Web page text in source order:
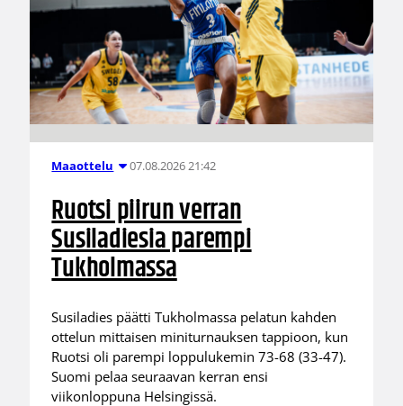
Maaottelu 07.08.2026 21:42
Ruotsi piirun verran
Susiladiesia parempi
Tukholmassa
Susiladies päätti Tukholmassa pelatun kahden
ottelun mittaisen miniturnauksen tappioon, kun
Ruotsi oli parempi loppulukemin 73-68 (33-47).
Suomi pelaa seuraavan kerran ensi
viikonloppuna Helsingissä.